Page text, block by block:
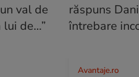
Avantaje.ro